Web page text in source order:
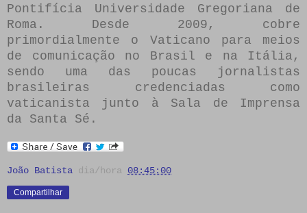
Pontifícia Universidade Gregoriana de
Roma. Desde 2009, cobre
primordialmente o Vaticano para meios
de comunicação no Brasil e na Itália,
sendo uma das poucas jornalistas
brasileiras credenciadas como
vaticanista junto à Sala de Imprensa
da Santa Sé.
João Batista dia/hora 08:45:00
Compartilhar